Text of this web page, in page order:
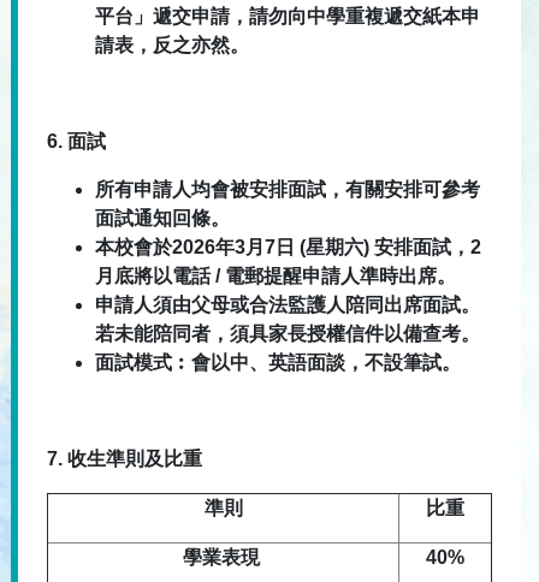
平台」遞交申請，請勿向中學重複遞交紙本申
請表，反之亦然。
6. 面試
所有申請人均會被安排面試，有關安排可參考
面試通知回條。
本校會於2026年3月7日 (星期六) 安排面試，2
月底將以電話 / 電郵提醒申請人準時出席。
申請人須由父母或合法監護人陪同出席面試。
若未能陪同者，須具家長授權信件以備查考。
面試模式︰會以中、英語面談，不設筆試。
7. 收生準則及比重
準則 比重
學業表現 40%